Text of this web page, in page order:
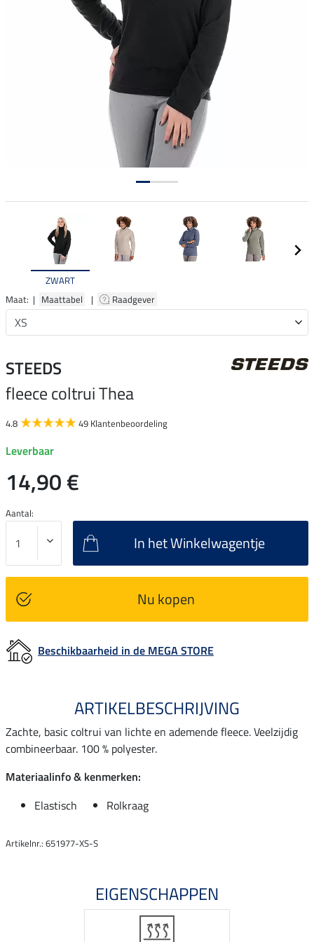
ZWART
Maat: | Maattabel | Raadgever
STEEDS
fleece coltrui Thea
4.8 49 Klantenbeoordeling
Leverbaar
14,90 €
Aantal:
In het Winkelwagentje
Nu kopen
Beschikbaarheid in de MEGA STORE
ARTIKELBESCHRIJVING
Zachte, basic coltrui van lichte en ademende fleece. Veelzijdig
combineerbaar. 100 % polyester.
Materiaalinfo & kenmerken:
Elastisch
Rolkraag
Artikelnr.: 651977-XS-S
EIGENSCHAPPEN